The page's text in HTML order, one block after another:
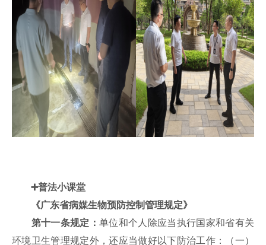
➕普法小课堂
《广东省病媒生物预防控制管理规定》
第十一条规定：单位和个人除应当执行国家和省有关
环境卫生管理规定外，还应当做好以下防治工作：（一）